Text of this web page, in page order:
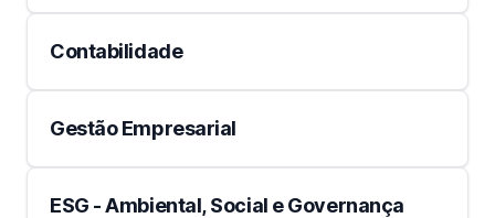
Contabilidade
Gestão Empresarial
ESG - Ambiental, Social e Governança